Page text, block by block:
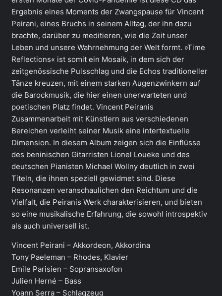
Ergebnis eines Moments der Zwangspause für Vincent
Peirani, eines Bruchs in seinem Alltag, der ihn dazu
brachte, darüber zu meditieren, wie die Zeit unser
Leben und unsere Wahrnehmung der Welt formt. »Time
Reflections« ist somit ein Mosaik, in dem sich der
zeitgenössische Pulsschlag und die Echos traditioneller
Tänze kreuzen, mit einem starken Augenzwinkern auf
die Barockmusik, die hier einen unerwarteten und
poetischen Platz findet. Vincent Peiranis
Zusammenarbeit mit Künstlern aus verschiedenen
Bereichen verleiht seiner Musik eine intertextuelle
Dimension. In diesem Album zeigen sich die Einflüsse
des beninischen Gitarristen Lionel Loueke und des
deutschen Pianisten Michael Wollny deutlich in zwei
Titeln, die ihnen speziell gewidmet sind. Diese
Resonanzen veranschaulichen den Reichtum und die
Vielfalt, die Peiranis Werk charakterisieren, und bieten
so eine musikalische Erfahrung, die sowohl introspektiv
als auch universell ist.
Vincent Peirani – Akkordeon, Akkordina
Tony Paeleman – Rhodes, Klavier
Emile Parisien – Sopransaxofon
Julien Herné – Bass
Yoann Serra – Schlagzeug